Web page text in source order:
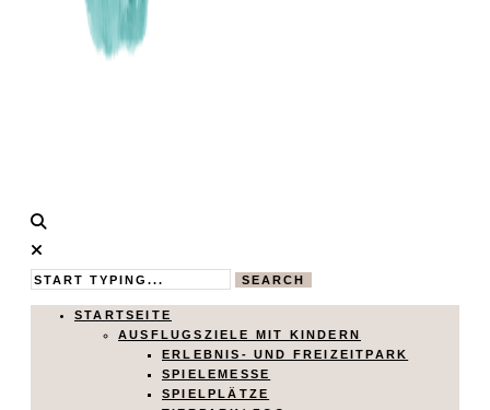
Calistas
Traum
MAMABLOG
SEARCH
STARTSEITE
AUSFLUGSZIELE MIT KINDERN
ERLEBNIS- UND FREIZEITPARK
SPIELEMESSE
SPIELPLÄTZE